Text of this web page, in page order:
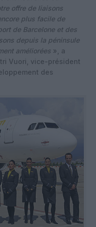
offre de liaisons
plus facile de
de Barcelone et des
depuis la péninsule
améliorées », a
Vuori, vice-président
des